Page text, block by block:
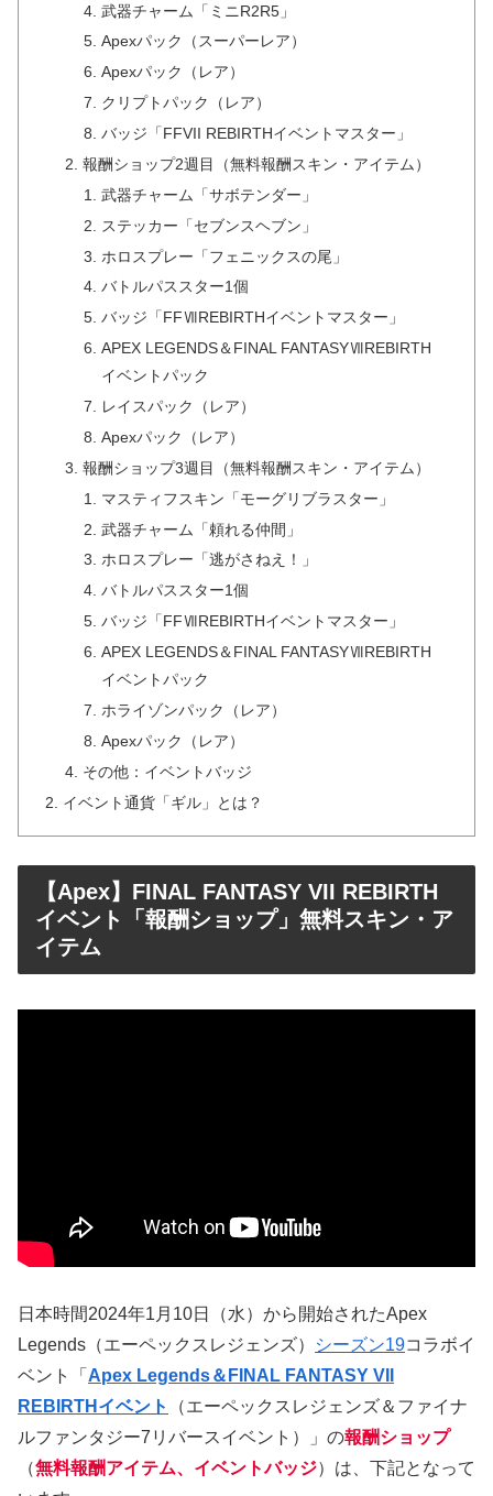
武器チャーム「ミニR2R5」
Apexパック（スーパーレア）
Apexパック（レア）
クリプトパック（レア）
バッジ「FFVII REBIRTHイベントマスター」
報酬ショップ2週目（無料報酬スキン・アイテム）
武器チャーム「サボテンダー」
ステッカー「セブンスヘブン」
ホロスプレー「フェニックスの尾」
バトルパススター1個
バッジ「FFⅦREBIRTHイベントマスター」
APEX LEGENDS＆FINAL FANTASYⅦREBIRTH
イベントパック
レイスパック（レア）
Apexパック（レア）
報酬ショップ3週目（無料報酬スキン・アイテム）
マスティフスキン「モーグリブラスター」
武器チャーム「頼れる仲間」
ホロスプレー「逃がさねえ！」
バトルパススター1個
バッジ「FFⅦREBIRTHイベントマスター」
APEX LEGENDS＆FINAL FANTASYⅦREBIRTH
イベントパック
ホライゾンパック（レア）
Apexパック（レア）
その他：イベントバッジ
イベント通貨「ギル」とは？
【Apex】FINAL FANTASY VII REBIRTH
イベント「報酬ショップ」無料スキン・ア
イテム
日本時間2024年1月10日（水）から開始されたApex
Legends（エーペックスレジェンズ）
シーズン19コラボイ
ベント「 Apex Legends＆FINAL FANTASY VII
REBIRTHイベント
（エーペックスレジェンズ＆ファイナ
ルファンタジー7リバースイベント）」の報酬ショップ
（無料報酬アイテム、イベントバッジ）は、下記となって